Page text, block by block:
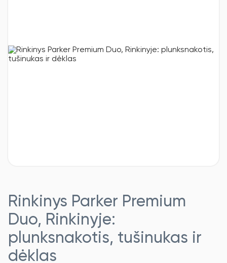
Rinkinys Parker Premium
Duo, Rinkinyje:
plunksnakotis, tušinukas ir
dėklas